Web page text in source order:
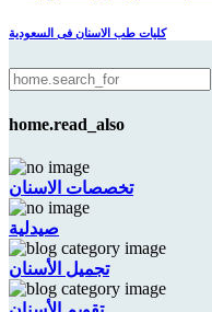
كليات طب الاسنان فى السعودية
home.read_also
تخصصات الاسنان
صيدلية
تجميل الأسنان